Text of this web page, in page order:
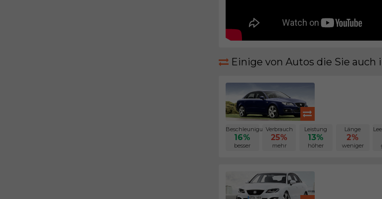
Einige von Autos die Sie auch
Beschleunigung
16%
besser
Verbrauch
25%
mehr
Leistung
13%
höher
Länge
2%
weniger